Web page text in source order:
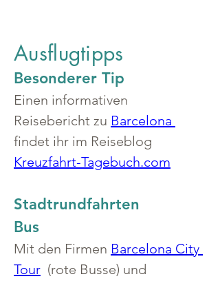
Ausflugtipps
Besonderer Tip
Einen informativen
Reisebericht zu Barcelona
findet ihr im Reiseblog
Kreuzfahrt-Tagebuch.com
Stadtrundfahrten
Bus
Mit den Firmen Barcelona City
Tour
  (rote Busse) und